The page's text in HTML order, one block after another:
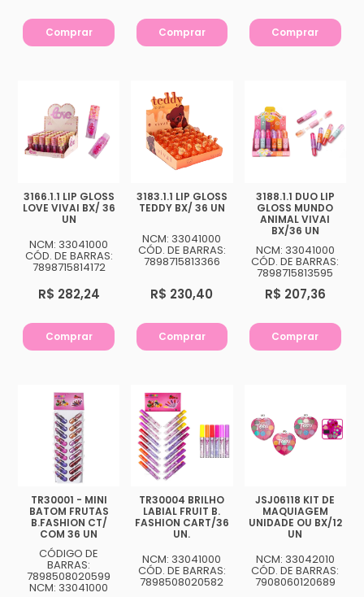
Comprar Comprar Comprar
3166.1.1 LIP GLOSS
LOVE VIVAI BX/ 36
UN
NCM: 33041000
CÓD. DE BARRAS:
7898715814172
R$ 282,24
Comprar
3183.1.1 LIP GLOSS
TEDDY BX/ 36 UN
NCM: 33041000
CÓD. DE BARRAS:
7898715813366
R$ 230,40
Comprar
3188.1.1 DUO LIP
GLOSS MUNDO
ANIMAL VIVAI
BX/36 UN
NCM: 33041000
CÓD. DE BARRAS:
7898715813595
R$ 207,36
Comprar
TR30001 - MINI
BATOM FRUTAS
B.FASHION CT/
COM 36 UN
CÓDIGO DE
BARRAS:
7898508020599
NCM: 33041000
TR30004 BRILHO
LABIAL FRUIT B.
FASHION CART/36
UN.
NCM: 33041000
CÓD. DE BARRAS:
7898508020582
JSJ06118 KIT DE
MAQUIAGEM
UNIDADE OU BX/12
UN
NCM: 33042010
CÓD. DE BARRAS:
7908060120689